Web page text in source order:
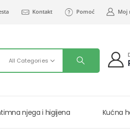
Kontakt Pomoć Moj
All Categories
njega i higijena Kućna